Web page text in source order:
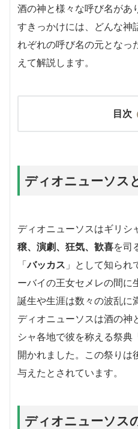
酒の神と様々な呼び名があ
すきっかけには、どんな神
れぞれの呼び名の元となっ
えて解説します。
目次
ディオニューソス
ディオニューソスはギリシ
穣、演劇、狂気、歓喜を司
「バッカス 」として知ら
ーバイの王女セメレの間に
誕生や生涯は数々の波乱に
ディオニューソスは酒の神
シャ各地で彼を称える祭典
開かれました。この祭りは
与えたとされています。
ディオニューソス